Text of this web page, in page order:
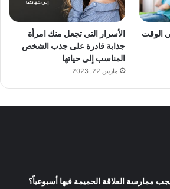
الوقت
الأسرار التي تجعل منك امرأة
جذابة قادرة على جذب الشخص
المناسب إلى حياتها
مارس 22, 2023
ممارسة العلاقة الحميمة فيها أسبوعياً؟